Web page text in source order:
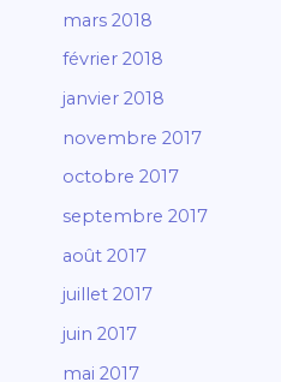
mars 2018
février 2018
janvier 2018
novembre 2017
octobre 2017
septembre 2017
août 2017
juillet 2017
juin 2017
mai 2017